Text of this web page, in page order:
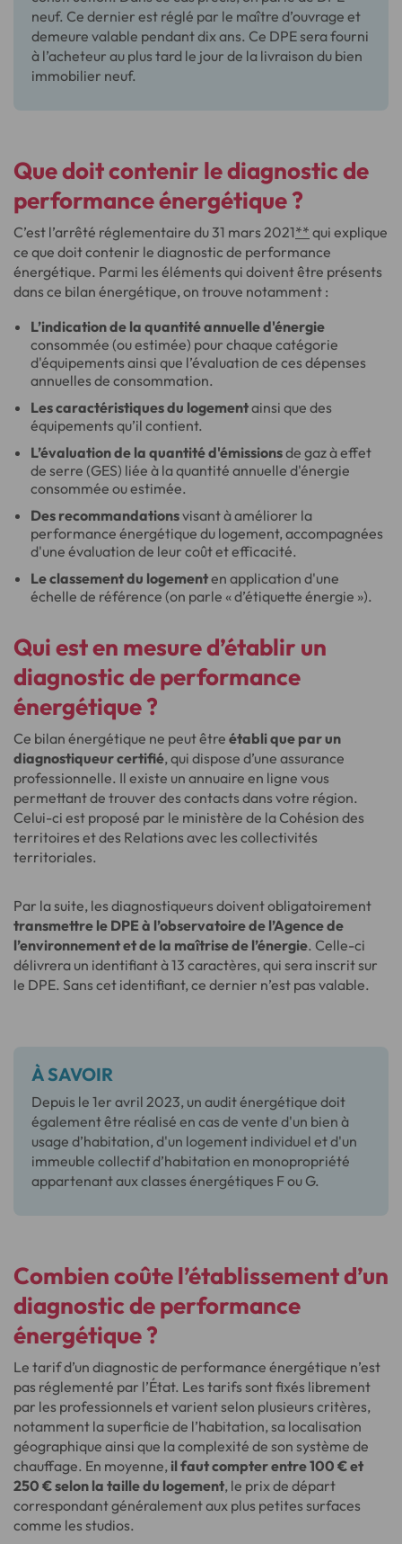
neuf. Ce dernier est réglé par le maître d’ouvrage et
demeure valable pendant dix ans. Ce DPE sera fourni
à l’acheteur au plus tard le jour de la livraison du bien
immobilier neuf.
Que doit contenir le diagnostic de
performance énergétique ?
C’est l’arrêté réglementaire du 31 mars 2021** qui explique
ce que doit contenir le diagnostic de performance
énergétique. Parmi les éléments qui doivent être présents
dans ce bilan énergétique, on trouve notamment :
L’indication de la quantité annuelle d'énergie
consommée (ou estimée) pour chaque catégorie
d'équipements ainsi que l’évaluation de ces dépenses
annuelles de consommation.
Les caractéristiques du logementainsi que des
équipements qu’il contient.
L’évaluation de la quantité d'émissionsde gaz à effet
de serre (GES) liée à la quantité annuelle d'énergie
consommée ou estimée.
Des recommandationsvisant à améliorer la
performance énergétique du logement, accompagnées
d'une évaluation de leur coût et efficacité.
Le classement du logementen application d'une
échelle de référence (on parle « d’étiquette énergie »).
Qui est en mesure d’établir un
diagnostic de performance
énergétique ?
Ce bilan énergétique ne peut être établi que par un
diagnostiqueur certifié, qui dispose d’une assurance
professionnelle. Il existe un annuaire en ligne vous
permettant de trouver des contacts dans votre région.
Celui-ci est proposé par le ministère de la Cohésion des
territoires et des Relations avec les collectivités
territoriales.
Par la suite, les diagnostiqueurs doivent obligatoirement
transmettre le DPE à l’observatoire de l’Agence de
l’environnement et de la maîtrise de l’énergie. Celle-ci
délivrera un identifiant à 13 caractères, qui sera inscrit sur
le DPE. Sans cet identifiant, ce dernier n’est pas valable.
À SAVOIR
Depuis le 1er avril 2023, un audit énergétique doit
également être réalisé en cas de vente d'un bien à
usage d’habitation, d'un logement individuel et d'un
immeuble collectif d’habitation en monopropriété
appartenant aux classes énergétiques F ou G.
Combien coûte l’établissement d’un
diagnostic de performance
énergétique ?
Le tarif d’un diagnostic de performance énergétique n’est
pas réglementé par l’État. Les tarifs sont fixés librement
par les professionnels et varient selon plusieurs critères,
notamment la superficie de l’habitation, sa localisation
géographique ainsi que la complexité de son système de
chauffage. En moyenne, il faut compter entre 100 € et
250 € selon la taille du logement, le prix de départ
correspondant généralement aux plus petites surfaces
comme les studios.